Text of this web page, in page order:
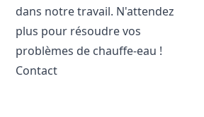
dans notre travail. N'attendez
plus pour résoudre vos
problèmes de chauffe-eau !
Contact